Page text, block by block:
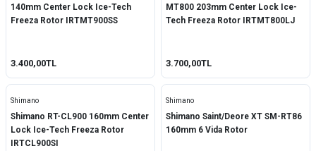
140mm Center Lock Ice-Tech
Freeza Rotor IRTMT900SS
3.400,00TL
MT800 203mm Center Lock Ice-
Tech Freeza Rotor IRTMT800LJ
3.700,00TL
Shimano
Shimano RT-CL900 160mm Center
Lock Ice-Tech Freeza Rotor
IRTCL900SI
Shimano
Shimano Saint/Deore XT SM-RT86
160mm 6 Vida Rotor